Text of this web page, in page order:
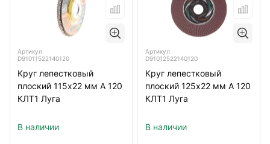
Артикул
D91011522140120
Круг лепестковый
плоский 115х22 мм A 120
КЛТ1 Луга
В наличии
Артикул
D91012522140120
Круг лепестковый
плоский 125х22 мм A 120
КЛТ1 Луга
В наличии